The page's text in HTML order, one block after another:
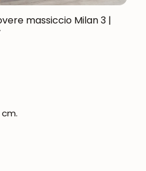
massiccio Milan 3 |
cm.